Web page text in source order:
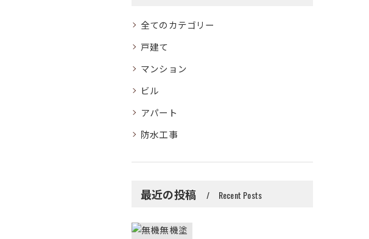
全てのカテゴリー
戸建て
マンション
ビル
アパート
防水工事
最近の投稿 Recent Posts